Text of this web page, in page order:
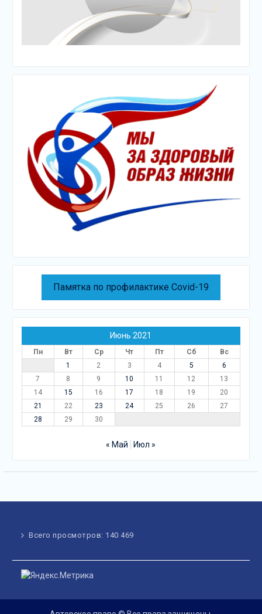
Памятка по профилактике Covid-19
Июнь 2021
Пн Вт Ср Чт Пт Сб
Вс
1
2 3 4 5
6
7
8 9 10 11 12
13
14
15 16 17 18 19
20
21
22 23 24 25 26
27
28
29 30
« Май Июл »
Всего просмотров: 140 469